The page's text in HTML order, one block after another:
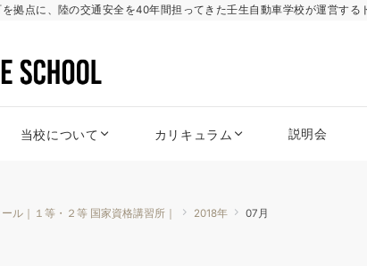
拠点に、陸の交通安全を40年間担ってきた壬生自動車学校が運営する
当校について カリキュラム 説明会
ル｜１等・２等 国家資格講習所｜ 2018年 07月